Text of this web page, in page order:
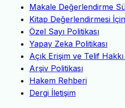
Makale Değerlendirme
Kitap Değerlendirmesi
Özel Sayı Politikası
Yapay Zeka Politikası
Açık Erişim ve Telif Hakkı
Arşiv Politikası
Hakem Rehberi
Dergi İletişim